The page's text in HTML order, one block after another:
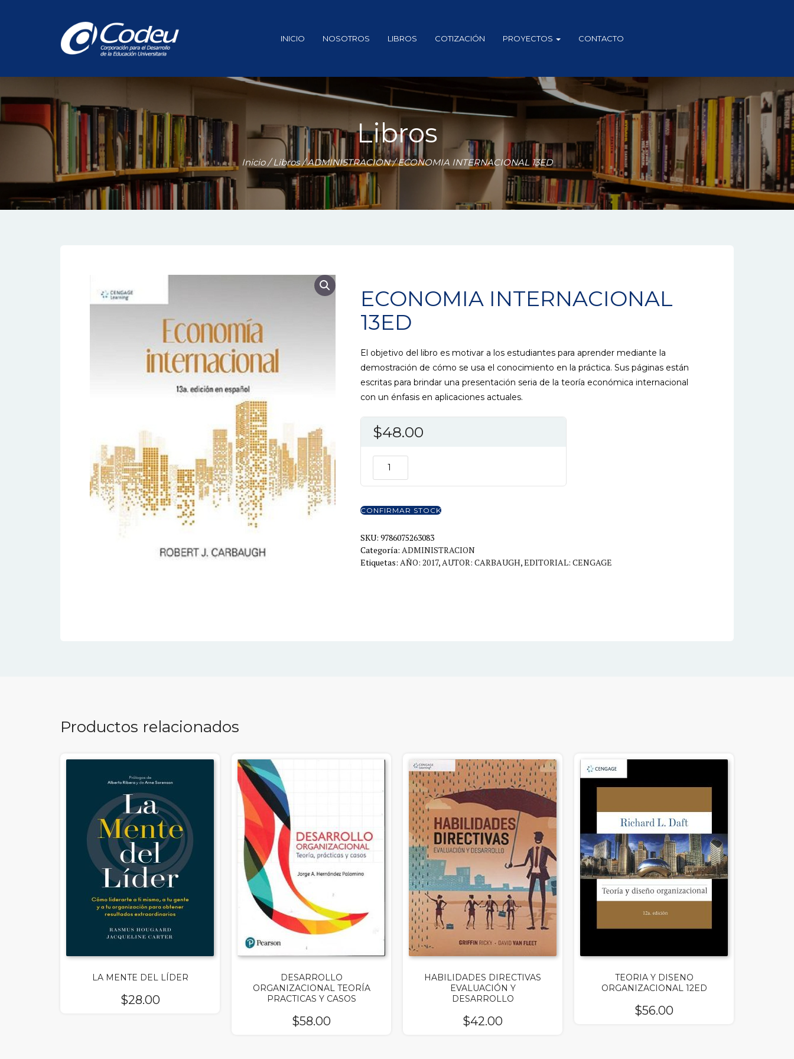
INICIO NOSOTROS LIBROS COTIZACIÓN PROYECTOS CONTACTO
Libros
Inicio/Libros/ADMINISTRACION/ ECONOMIA INTERNACIONAL 13ED
ECONOMIA INTERNACIONAL
13ED
El objetivo del libro es motivar a los estudiantes para aprender mediante la
demostración de cómo se usa el conocimiento en la práctica. Sus páginas están
escritas para brindar una presentación seria de la teoría económica internacional
con un énfasis en aplicaciones actuales.
$48.00
ECONOMIA
INTERNACIONAL
cantidad
CONFIRMAR STOCK
SKU: 9786075263083
Categoría: ADMINISTRACION
Etiquetas: AÑO: 2017,AUTOR: CARBAUGH,EDITORIAL: CENGAGE
Productos relacionados
LA MENTE DEL LÍDER
$28.00
DESARROLLO
ORGANIZACIONAL TEORÍA
PRACTICAS Y CASOS
$58.00
HABILIDADES DIRECTIVAS
EVALUACIÓN Y
DESARROLLO
$42.00
TEORIA Y DISENO
ORGANIZACIONAL 12ED
$56.00